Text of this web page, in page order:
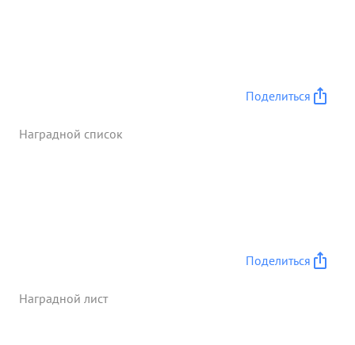
Поделиться
Наградной список
Поделиться
Наградной лист